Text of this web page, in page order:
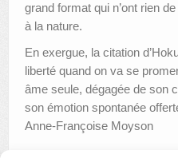
grand format qui n’ont rien
à la nature.
En exergue, la citation
liberté quand on va se
âme seule, dégagée de son
son émotion spontanée
Anne-Françoise Moyson